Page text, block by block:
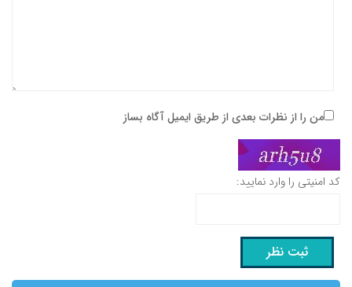
من را از نظرات بعدی از طریق ایمیل آگاه بساز
کد امنیتی را وارد نمایید: